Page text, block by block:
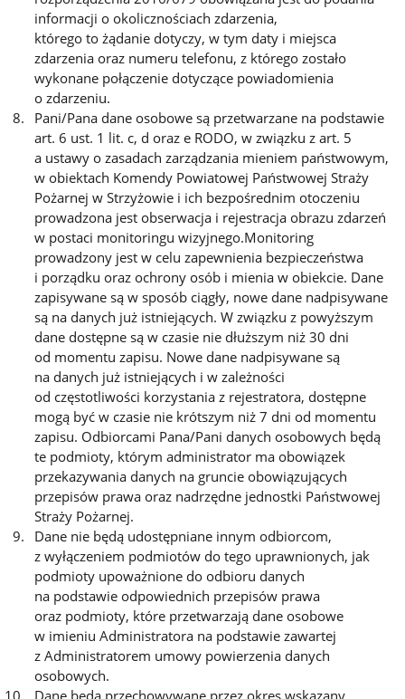
informacji o okolicznościach zdarzenia,
którego to żądanie dotyczy, w tym daty i miejsca
zdarzenia oraz numeru telefonu, z którego zostało
wykonane połączenie dotyczące powiadomienia
o zdarzeniu.
Pani/Pana dane osobowe są przetwarzane na podstawie
art. 6 ust. 1 lit. c, d oraz e RODO, w związku z art. 5
a ustawy o zasadach zarządzania mieniem państwowym,
w obiektach Komendy Powiatowej Państwowej Straży
Pożarnej w Strzyżowie i ich bezpośrednim otoczeniu
prowadzona jest obserwacja i rejestracja obrazu zdarzeń
w postaci monitoringu wizyjnego.Monitoring
prowadzony jest w celu zapewnienia bezpieczeństwa
i porządku oraz ochrony osób i mienia w obiekcie. Dane
zapisywane są w sposób ciągły, nowe dane nadpisywane
są na danych już istniejących. W związku z powyższym
dane dostępne są w czasie nie dłuższym niż 30 dni
od momentu zapisu. Nowe dane nadpisywane są
na danych już istniejących i w zależności
od częstotliwości korzystania z rejestratora, dostępne
mogą być w czasie nie krótszym niż 7 dni od momentu
zapisu. Odbiorcami Pana/Pani danych osobowych będą
te podmioty, którym administrator ma obowiązek
przekazywania danych na gruncie obowiązujących
przepisów prawa oraz nadrzędne jednostki Państwowej
Straży Pożarnej.
Dane nie będą udostępniane innym odbiorcom,
z wyłączeniem podmiotów do tego uprawnionych, jak
podmioty upoważnione do odbioru danych
na podstawie odpowiednich przepisów prawa
oraz podmioty, które przetwarzają dane osobowe
w imieniu Administratora na podstawie zawartej
z Administratorem umowy powierzenia danych
osobowych.
Dane będą przechowywane przez okres wskazany